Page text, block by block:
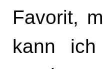
Favorit,
kann